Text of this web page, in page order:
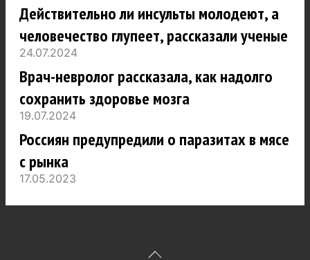
Действительно ли инсульты молодеют, а
человечество глупеет, рассказали ученые
24.07.2024
Врач-невролог рассказала, как надолго
сохранить здоровье мозга
19.07.2024
Россиян предупредили о паразитах в мясе
с рынка
17.05.2023